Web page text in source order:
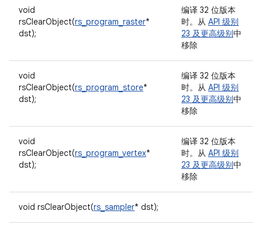
void
rsClearObject(rs_program_raster*
dst);
编译 32 位版本
时。从 API 级别
23 及更高级别中
移除
void
rsClearObject(rs_program_store*
dst);
编译 32 位版本
时。从 API 级别
23 及更高级别中
移除
void
rsClearObject(rs_program_vertex*
dst);
编译 32 位版本
时。从 API 级别
23 及更高级别中
移除
void rsClearObject(rs_sampler* dst);